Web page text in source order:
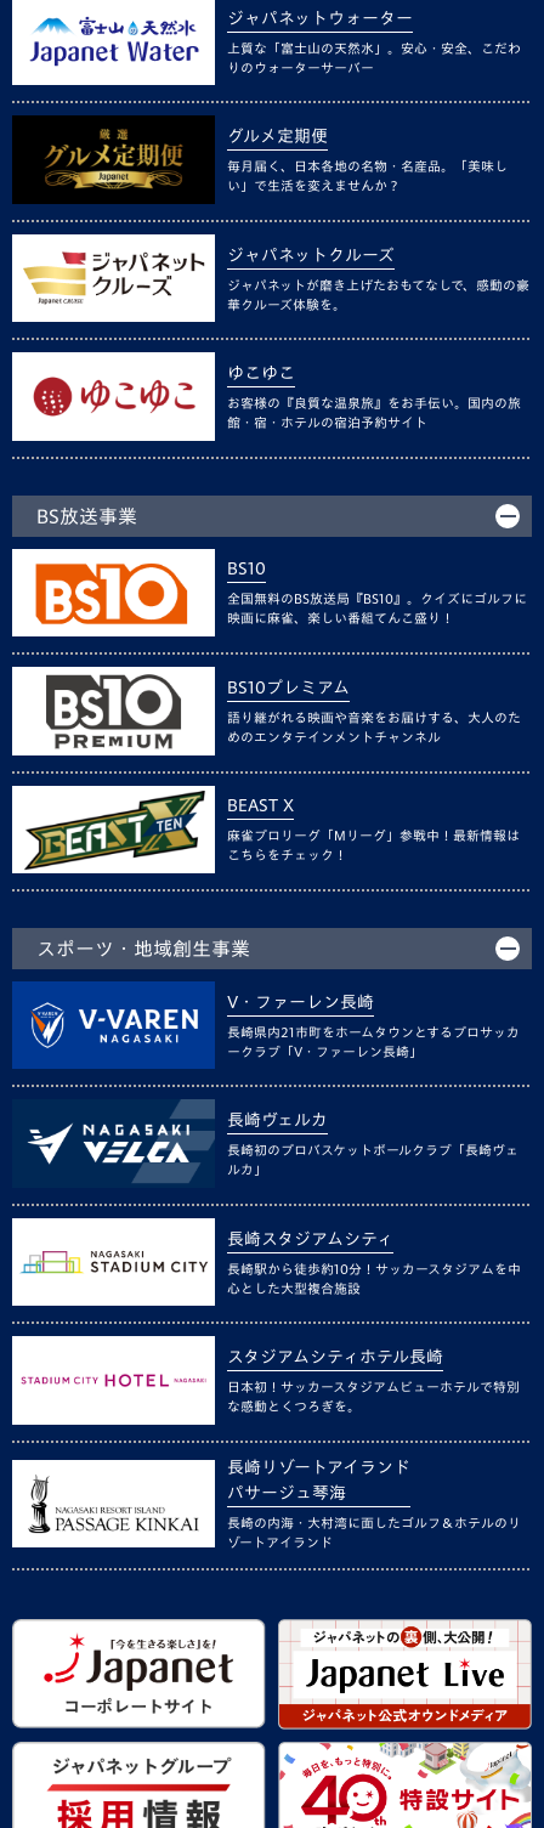
ジャパネットウォーター
上質な「富士山の天然水」。安心・安全、こだわ
りのウォーターサーバー
グルメ定期便
毎月届く、日本各地の名物・名産品。「美味し
い」で生活を変えませんか？
ジャパネットクルーズ
ジャパネットが磨き上げたおもてなしで、感動の豪
華クルーズ体験を。
ゆこゆこ
お客様の『良質な温泉旅』をお手伝い。国内の旅
館・宿・ホテルの宿泊予約サイト
BS放送事業
BS10
全国無料のBS放送局『BS10』。クイズにゴルフに
映画に麻雀、楽しい番組てんこ盛り！
BS10プレミアム
語り継がれる映画や音楽をお届けする、大人のた
めのエンタテインメントチャンネル
BEAST X
麻雀プロリーグ「Mリーグ」参戦中！最新情報は
こちらをチェック！
スポーツ・地域創生事業
V・ファーレン長崎
長崎県内21市町をホームタウンとするプロサッカ
ークラブ「V・ファーレン長崎」
長崎ヴェルカ
長崎初のプロバスケットボールクラブ「長崎ヴェ
ルカ」
長崎スタジアムシティ
長崎駅から徒歩約10分！サッカースタジアムを中
心とした大型複合施設
スタジアムシティホテル長崎
日本初！サッカースタジアムビューホテルで特別
な感動とくつろぎを。
長崎リゾートアイランド
パサージュ琴海
長崎の内海・大村湾に面したゴルフ＆ホテルのリ
ゾートアイランド